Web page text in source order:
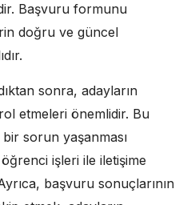
Başvuru formunu
doğru ve güncel
sonra, adayların
etmeleri önemlidir. Bu
sorun yaşanması
işleri ile iletişime
başvuru sonuçlarının